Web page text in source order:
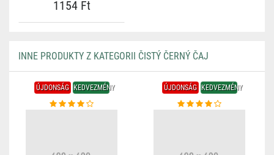
1154 Ft
INNE PRODUKTY Z KATEGORII ČISTÝ ČERNÝ ČAJ
ÚJDONSÁG KEDVEZMÉNY ÚJDONSÁG KEDVEZMÉNY